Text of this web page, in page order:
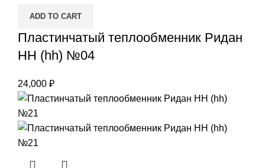
ADD TO CART
Пластинчатый теплообменник Ридан
НН (hh) №04
24,000 ₽